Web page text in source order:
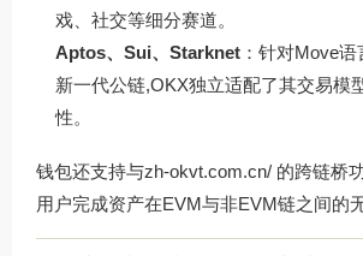
戏、社交等细分赛道。
Aptos、Sui、Starknet ：针对Move
新一代公链,OKX独立适配了其交易模
性。
钱包还支持与zh-okvt.com.cn/ 的跨链桥
用户完成资产在EVM与非EVM链之间的